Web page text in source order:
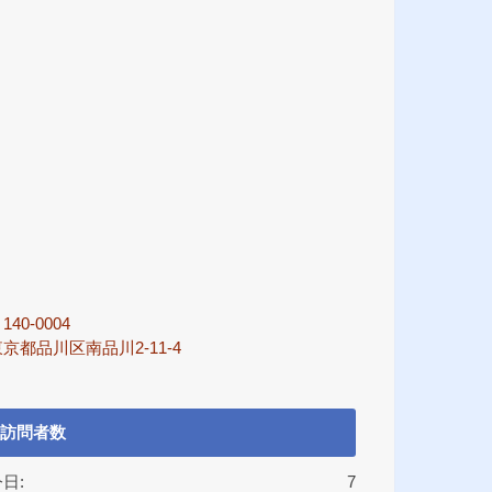
140-0004
京都品川区南品川2-11-4
訪問者数
7
: